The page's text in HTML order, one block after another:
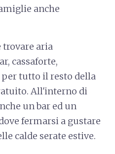
anche
trovare aria
cassaforte,
per tutto il resto della
All'interno di
un bar ed un
fermarsi a gustare
calde serate estive.